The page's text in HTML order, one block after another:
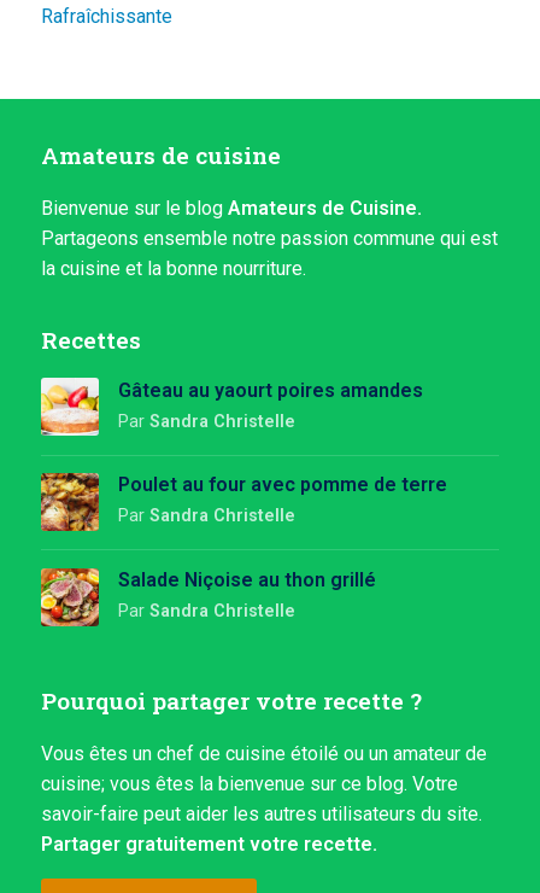
Rafraîchissante
Amateurs de cuisine
Bienvenue sur le blog Amateurs de Cuisine.
Partageons ensemble notre passion commune qui est
la cuisine et la bonne nourriture.
Recettes
Gâteau au yaourt poires amandes
Par Sandra Christelle
Poulet au four avec pomme de terre
Par Sandra Christelle
Salade Niçoise au thon grillé
Par Sandra Christelle
Pourquoi partager votre recette ?
Vous êtes un chef de cuisine étoilé ou un amateur de
cuisine; vous êtes la bienvenue sur ce blog. Votre
savoir-faire peut aider les autres utilisateurs du site.
Partager gratuitement votre recette.